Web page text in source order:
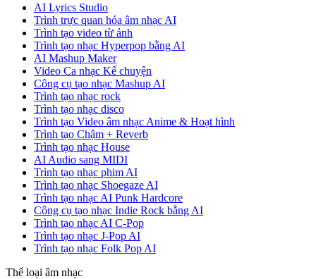
AI Lyrics Studio
Trình trực quan hóa âm nhạc AI
Trình tạo video từ ảnh
Trình tạo nhạc Hyperpop bằng AI
AI Mashup Maker
Video Ca nhạc Kể chuyện
Công cụ tạo nhạc Mashup AI
Trình tạo nhạc rock
Trình tạo nhạc disco
Trình tạo Video âm nhạc Anime & Hoạt hình
Trình tạo Chậm + Reverb
Trình tạo nhạc House
AI Audio sang MIDI
Trình tạo nhạc phim AI
Trình tạo nhạc Shoegaze AI
Trình tạo nhạc AI Punk Hardcore
Công cụ tạo nhạc Indie Rock bằng AI
Trình tạo nhạc AI C-Pop
Trình tạo nhạc J-Pop AI
Trình tạo nhạc Folk Pop AI
Thể loại âm nhạc